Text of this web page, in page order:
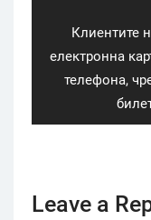
Next
post:
Клиентите
електронна
телефона,
Leave a